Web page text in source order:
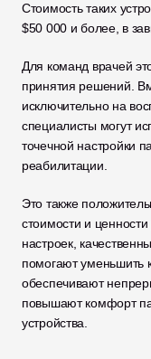
Стоимость таких
$50 000 и более, в
Для команд врачей
принятия решений.
исключительно на
специалисты могут
точечной настройки
реабилитации.
Это также
стоимости и
настроек,
помогают уменьшить
обеспечивают
повышают комфорт
устройства.